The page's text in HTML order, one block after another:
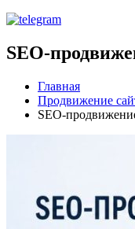
SEO-
Главная
Продвижение
SEO-